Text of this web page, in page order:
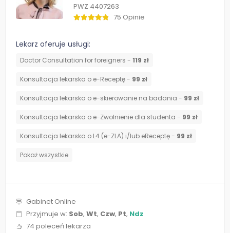
PWZ 4407263
75 Opinie
Lekarz oferuje usługi:
Doctor Consultation for foreigners - 119 zł
Konsultacja lekarska o e-Receptę - 99 zł
Konsultacja lekarska o e-skierowanie na badania - 99 zł
Konsultacja lekarska o e-Zwolnienie dla studenta - 99 zł
Konsultacja lekarska o L4 (e-ZLA) i/lub eReceptę - 99 zł
Pokaż wszystkie
Gabinet Online
Przyjmuje w: Sob, Wt, Czw, Pt, Ndz
74 poleceń lekarza